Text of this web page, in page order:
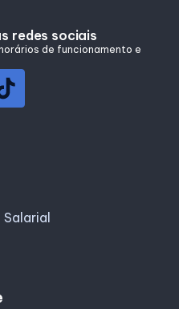
redes sociais
de funcionamento e